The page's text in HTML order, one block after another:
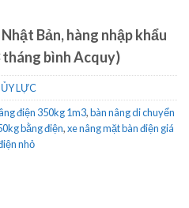
Bản, hàng nhập khẩu
tháng bình Acquy)
LỰC
điện 350kg 1m3,bàn nâng di chuyển
bằng điện,xe nâng mặt bàn điện giá
nhỏ